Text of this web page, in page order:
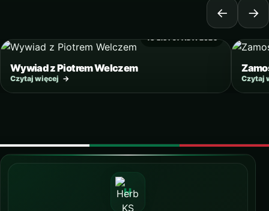
← →
18 LISTOPADA 2025
Wywiad z Piotrem Welczem
Czytaj więcej → Czytaj